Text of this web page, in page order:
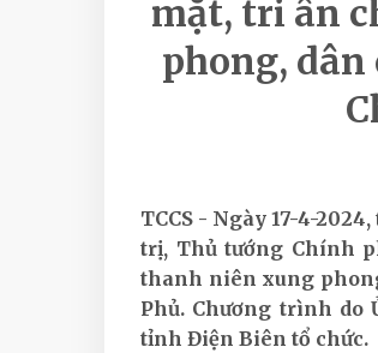
mặt, tri ân
phong,
TCCS - Ngày 17-4-
trị, Thủ tướng Chính
thanh niên xung
Phủ. Chương trình do
tỉnh Điện Biên tổ chức.